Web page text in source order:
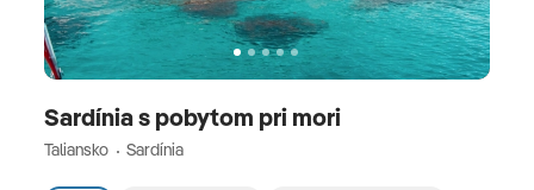
Sardínia s pobytom pri mori
Taliansko Sardínia